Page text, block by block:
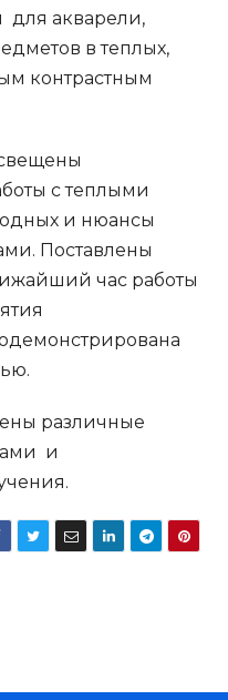
для акварели,
в теплых,
контрастным
с теплыми
и нюансы
Поставлены
час работы
различные
и